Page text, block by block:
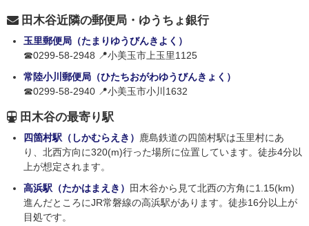
田木谷近隣の郵便局・ゆうちょ銀行
玉里郵便局（たまりゆうびんきよく）
☎0299-58-2948 📍小美玉市上玉里1125
常陸小川郵便局（ひたちおがわゆうびんきょく）
☎0299-58-2940 📍小美玉市小川1632
田木谷の最寄り駅
四箇村駅（しかむらえき） 鹿島鉄道の四箇村駅は玉里村にあ
り、北西方向に320(m)行った場所に位置しています。徒歩4分以
上が想定されます。
高浜駅（たかはまえき）
田木谷から見て北西の方角に1.15(km)
進んだところにJR常磐線の高浜駅があります。徒歩16分以上が
目処です。